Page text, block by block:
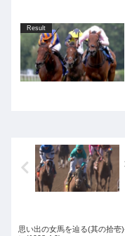
Result
思い出の女馬を辿る(其の拾壱